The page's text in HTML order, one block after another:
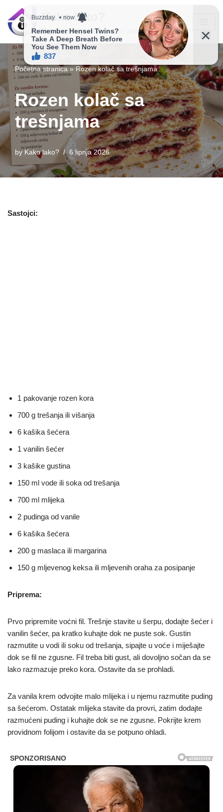
Skip
content
Kako lako?
Vaš vodič ka jednostavnijem životu!
Početna stranica»Rozen kolač sa trešnjama
Rozen kolač sa
trešnjama
by Kako lako? 6 lipnja 2026
Sastojci:
1 pakovanje rozen kora
700 g trešanja ili višanja
6 kašika šećera
1 vanilin šećer
3 kašike gustina
150 ml vode ili soka od trešanja
700 ml mlijeka
2 pudinga od vanile
6 kašika šećera
200 g maslaca ili margarina
150 g mljevenog keksa ili mljevenih oraha za posipanje
Priprema:
Prvo pripremite voćni fil. Trešnje stavite u šerpu, dodajte šećer i
vanilin šećer, pa kratko kuhajte dok ne puste sok. Gustin
razmutite u vodi ili soku od trešanja, sipajte u voće i miješajte
dok se fil ne zgusne. Fil treba biti gust, ali dovoljno sočan da se
lako razmazuje preko kora. Ostavite da se prohladi.
Za vanila krem odvojite malo mlijeka i u njemu razmutite puding
sa šećerom. Ostatak mlijeka stavite da provri, zatim dodajte
razmućeni puding i kuhajte dok se ne zgusne. Pokrijte krem
providnom folijom i ostavite da se potpuno ohladi.